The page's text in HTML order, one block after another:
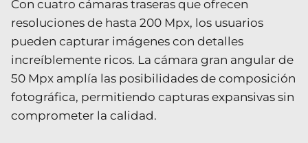
Con cuatro cámaras traseras que ofrecen
resoluciones de hasta 200 Mpx, los usuarios
pueden capturar imágenes con detalles
increíblemente ricos. La cámara gran angular de
50 Mpx amplía las posibilidades de composición
fotográfica, permitiendo capturas expansivas sin
comprometer la calidad.